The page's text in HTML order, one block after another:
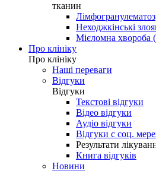
тканин
Лімфогранулематоз
Неходжкінські
Мієломна хвороба
Про клініку
Про клініку
Наші переваги
Відгуки
Відгуки
Текстові відгуки
Відео відгуки
Аудіо відгуки
Відгуки с соц.
Результати
Книга відгуків
Новини